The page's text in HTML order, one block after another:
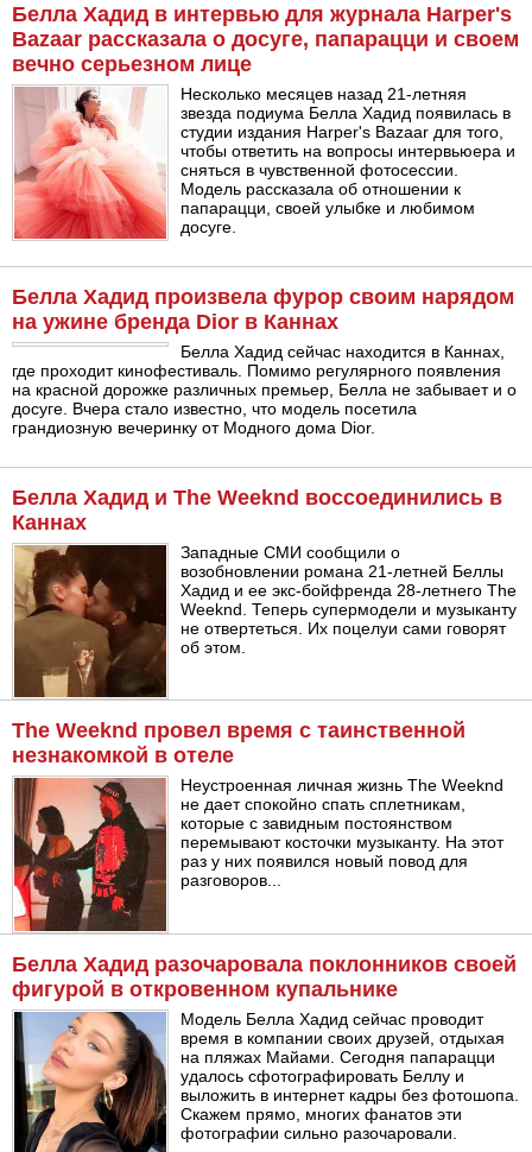
Белла Хадид в интервью для журнала Harper's
Bazaar рассказала о досуге, папарацци и своем
вечно серьезном лице
Несколько месяцев назад 21-летняя
звезда подиума Белла Хадид появилась в
студии издания Harper's Bazaar для того,
чтобы ответить на вопросы интервьюера и
сняться в чувственной фотосессии.
Модель рассказала об отношении к
папарацци, своей улыбке и любимом
досуге.
Белла Хадид произвела фурор своим нарядом
на ужине бренда Dior в Каннах
Белла Хадид сейчас находится в Каннах,
где проходит кинофестиваль. Помимо регулярного появления
на красной дорожке различных премьер, Белла не забывает и о
досуге. Вчера стало известно, что модель посетила
грандиозную вечеринку от Модного дома Dior.
Белла Хадид и The Weeknd воссоединились в
Каннах
Западные СМИ сообщили о
возобновлении романа 21-летней Беллы
Хадид и ее экс-бойфренда 28-летнего The
Weeknd. Теперь супермодели и музыканту
не отвертеться. Их поцелуи сами говорят
об этом.
The Weeknd провел время с таинственной
незнакомкой в отеле
Неустроенная личная жизнь The Weeknd
не дает спокойно спать сплетникам,
которые с завидным постоянством
перемывают косточки музыканту. На этот
раз у них появился новый повод для
разговоров...
Белла Хадид разочаровала поклонников своей
фигурой в откровенном купальнике
Модель Белла Хадид сейчас проводит
время в компании своих друзей, отдыхая
на пляжах Майами. Сегодня папарацци
удалось сфотографировать Беллу и
выложить в интернет кадры без фотошопа.
Скажем прямо, многих фанатов эти
фотографии сильно разочаровали.